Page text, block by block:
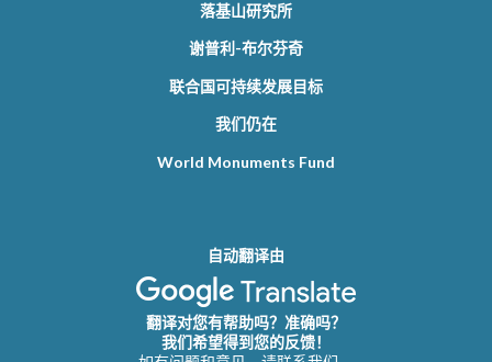
落基山研究所
谢普利-布尔芬奇
联合国可持续发展目标
我们仍在
World Monuments Fund
自动翻译由
翻译对您有帮助吗？准确吗？
我们希望得到您的反馈！